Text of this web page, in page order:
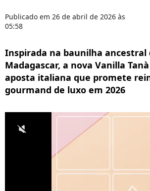
Publicado em 26 de abril de 2026 às
05:58
Inspirada na baunilha ancestral
Madagascar, a nova Vanilla
aposta italiana que promete
gourmand de luxo em 2026